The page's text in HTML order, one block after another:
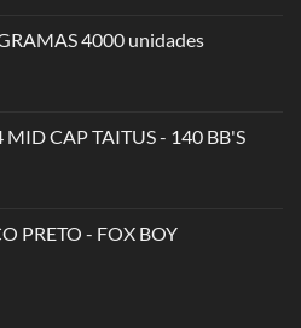
4000 unidades
CAP TAITUS - 140 BB'S
PRETO - FOX BOY